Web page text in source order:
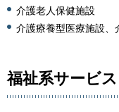
介護老人保健施設
介護療養型医療施設、
福祉系サービス